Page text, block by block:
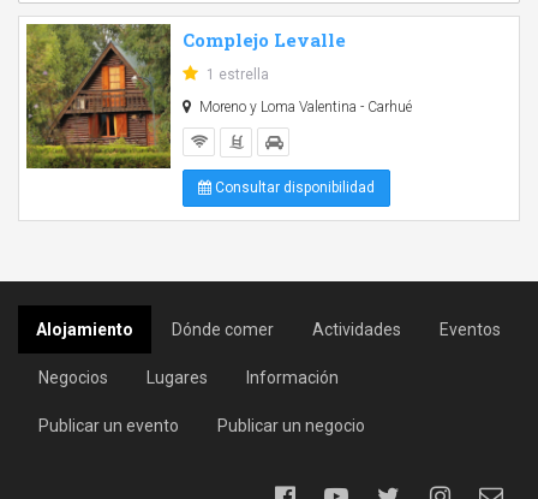
Complejo Levalle
1 estrella
Moreno y Loma Valentina - Carhué
Consultar disponibilidad
Alojamiento Dónde comer Actividades Eventos
Negocios Lugares Información
Publicar un evento Publicar un negocio